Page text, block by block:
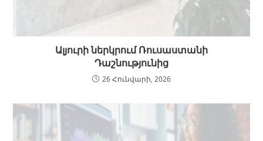
Ալյուրի ներկրում Ռուսաստանի
Դաշնությունից
26 Հունվարի, 2026